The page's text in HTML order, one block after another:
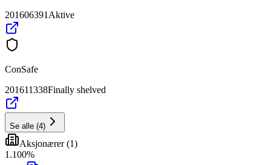
201606391 Aktive
ConSafe
201611338Finally shelved
Se alle (4)
Aksjonærer(1)
1 .100%